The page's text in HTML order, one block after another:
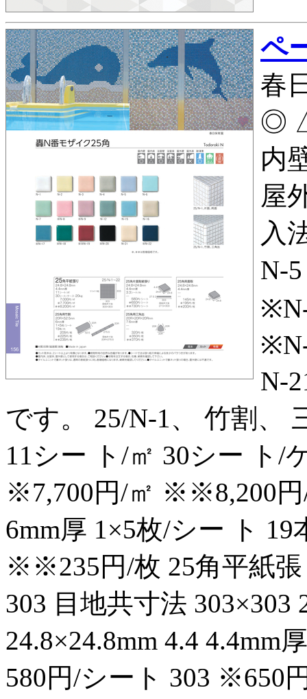
ペ
春
◎
内
屋
入
です。 25/N‑1、 竹割、
11シー ト/㎡ 30シー
※7,700円/㎡ ※※8,200円/
6mm厚 1×5枚/シー ト
※※235円/枚 25角平紙張
303 目地共寸法 303×303
24.8×24.8mm 4.4 4.4mm
580円/シート 303 ※650